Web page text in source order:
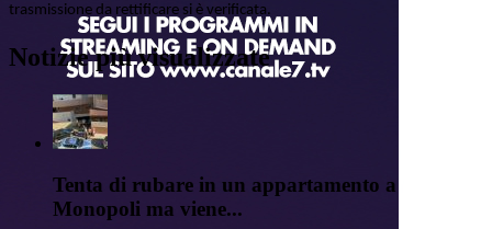
trasmissione da rettificare si è verificata.
Notizie più visualizzate
Tenta di rubare in un appartamento a
Monopoli ma viene...